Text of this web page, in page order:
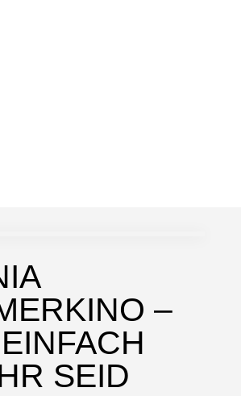
–
SEID